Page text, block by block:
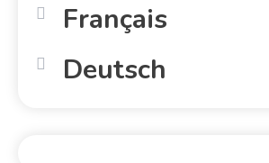
Français
Deutsch